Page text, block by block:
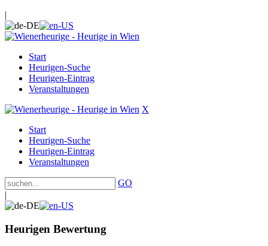
|
Start
Heurigen-Suche
Heurigen-Eintrag
Veranstaltungen
X
Start
Heurigen-Suche
Heurigen-Eintrag
Veranstaltungen
GO
|
Heurigen Bewertung